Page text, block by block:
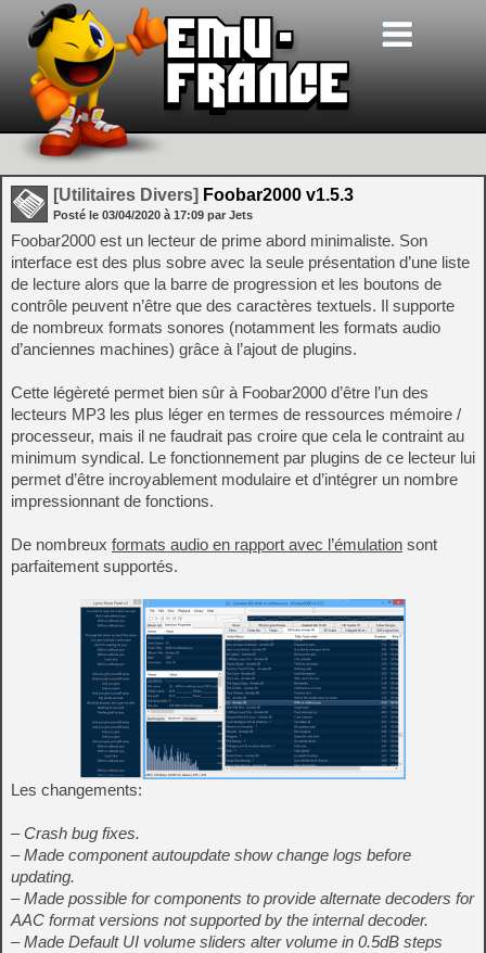
[Utilitaires Divers] Foobar2000 v1.5.3
Posté le 03/04/2020 à 17:09 par Jets
Foobar2000 est un lecteur de prime abord minimaliste. Son
interface est des plus sobre avec la seule présentation d’une liste
de lecture alors que la barre de progression et les boutons de
contrôle peuvent n’être que des caractères textuels. Il supporte
de nombreux formats sonores (notamment les formats audio
d’anciennes machines) grâce à l’ajout de plugins.
Cette légèreté permet bien sûr à Foobar2000 d’être l’un des
lecteurs MP3 les plus léger en termes de ressources mémoire /
processeur, mais il ne faudrait pas croire que cela le contraint au
minimum syndical. Le fonctionnement par plugins de ce lecteur lui
permet d’être incroyablement modulaire et d’intégrer un nombre
impressionnant de fonctions.
De nombreux formats audio en rapport avec l’émulation sont
parfaitement supportés.
Les changements:
– Crash bug fixes.
– Made component autoupdate show change logs before
updating.
– Made possible for components to provide alternate decoders for
AAC format versions not supported by the internal decoder.
– Made Default UI volume sliders alter volume in 0.5dB steps